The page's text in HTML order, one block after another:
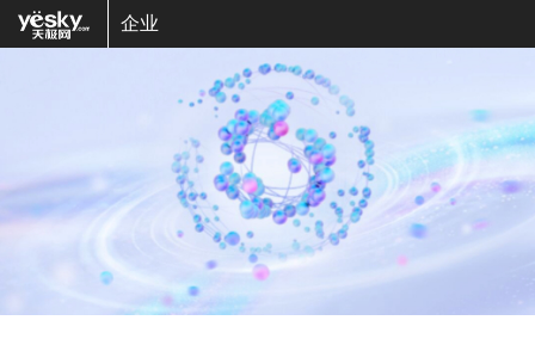
企业